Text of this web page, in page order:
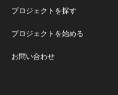
プロジェクトを探す
プロジェクトを始める
お問い合わせ